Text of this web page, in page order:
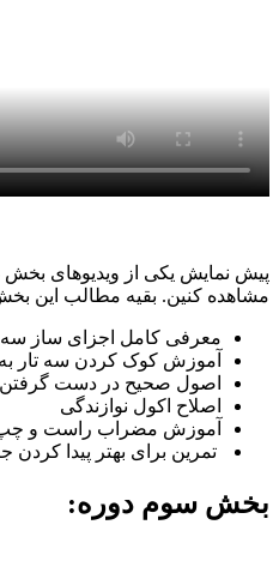
پیش نمایش یکی از ویدیوهای بخش
مشاهده کنین. بقیه مطالب این
معرفی کامل اجزای ساز سه
آموزش کوک کردن سه تار
اصول صحیح در دست گرفتن
اصلاح اکول نوازندگی
آموزش مضراب راست و
تمرین برای بهتر پیدا کردن
بخش سوم دوره: